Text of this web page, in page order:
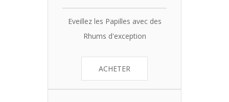
Eveillez les Papilles avec des
Rhums d'exception
ACHETER